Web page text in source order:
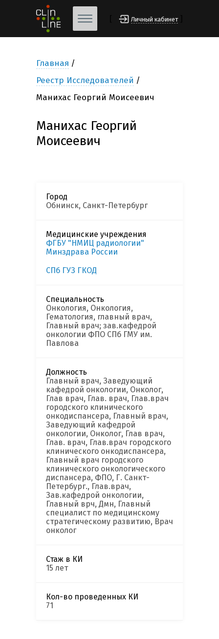
Личный кабинет
Главная
Реестр Исследователей
Манихас Георгий Моисеевич
Манихас Георгий
Моисеевич
Город
Обнинск, Санкт-Петербург
Медицинские учреждения
ФГБУ "НМИЦ радиологии"
Минздрава России
СПб ГУЗ ГКОД
Специальность
Онкология, Онкология,
Гематология, главный врач,
Главный врач; зав.кафедрой
онкологии ФПО СПб ГМУ им.
Павлова
Должность
Главный врач, Заведующий
кафедрой онкологии, Онколог,
Глав врач, Глав. врач, Глав.врач
городского клинического
онкодиспансера, Главный врач,
Заведующий кафедрой
онкологии, Онколог, Глав врач,
Глав. врач, Глав.врач городского
клинического онкодиспансера,
Главный врач городского
клинического онкологического
диспансера, ФПО, Г. Санкт-
Петербург., Глав.врач,
Зав.кафедрой онкологии,
Главный врч, Дмн, Главный
специалист по медицинскому
стратегическому развитию, Врач
онколог
Стаж в КИ
15 лет
Кол-во проведенных КИ
71